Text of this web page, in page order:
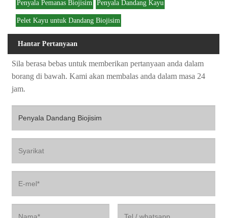
Penyala Pemanas Biojisim Penyala Dandang Kayu
Pelet Kayu untuk Dandang Biojisim
Hantar Pertanyaan
Sila berasa bebas untuk memberikan pertanyaan anda dalam
borang di bawah. Kami akan membalas anda dalam masa 24
jam.